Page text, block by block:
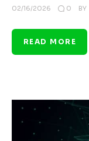
02/16/2026 0 BY
READ MORE